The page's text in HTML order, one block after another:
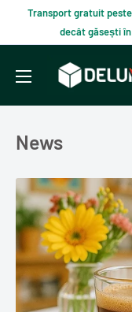
continut
Transport gratuit peste
decât găsești
Delumani
Magazin
online
News